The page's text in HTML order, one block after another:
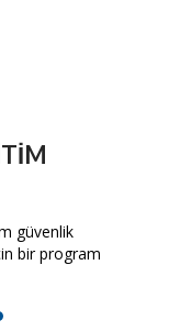
güvenlik
bir program